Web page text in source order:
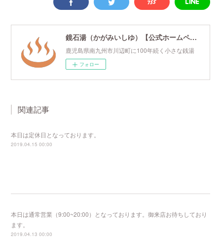
鏡石湯（かがみいしゆ）【公式ホームページ】
鹿児島県南九州市川辺町に100年続く小さな銭湯
フォロー
関連記事
本日は定休日となっております。
2019.04.15 00:00
本日は通常営業（9:00~20:00）となっております。御来店お待ちしており
ます。
2019.04.13 00:00